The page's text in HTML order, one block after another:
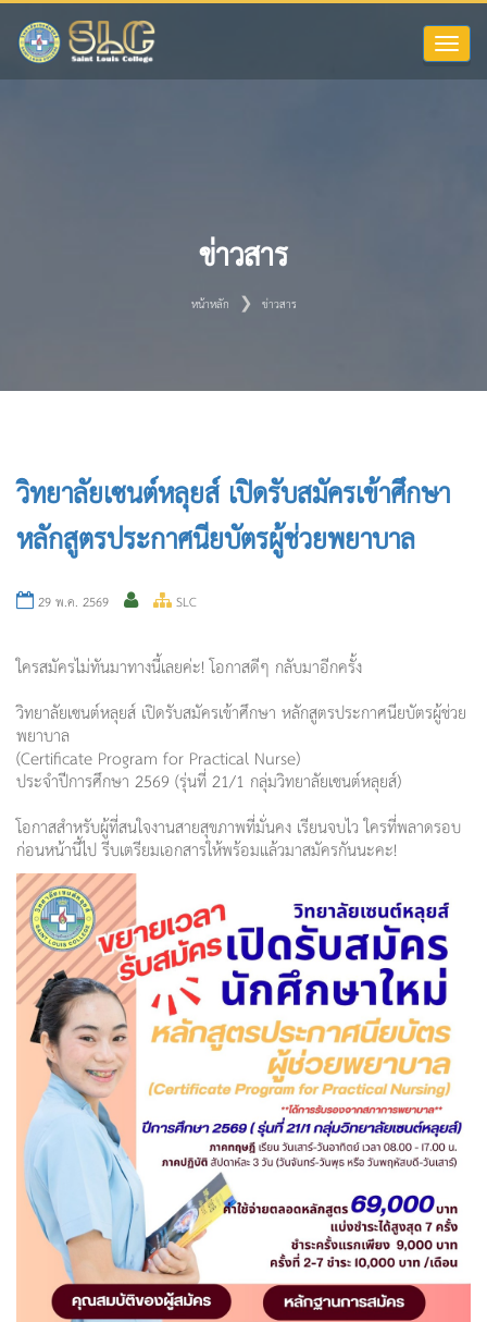
Toggle
ข่าวสาร
หน้าหลัก ข่าวสาร
วิทยาลัยเซนต์หลุยส์ เปิดรับสมัครเข้าศึกษา
หลักสูตรประกาศนียบัตรผู้ช่วยพยาบาล
29 พ.ค. 2569 SLC
ใครสมัครไม่ทันมาทางนี้เลยค่ะ! โอกาสดีๆ กลับมาอีกครั้ง
วิทยาลัยเซนต์หลุยส์ เปิดรับสมัครเข้าศึกษา หลักสูตรประกาศนียบัตรผู้ช่วย
พยาบาล
(Certificate Program for Practical Nurse)
ประจำปีการศึกษา 2569 (รุ่นที่ 21/1 กลุ่มวิทยาลัยเซนต์หลุยส์)
โอกาสสำหรับผู้ที่สนใจงานสายสุขภาพที่มั่นคง เรียนจบไว ใครที่พลาดรอบ
ก่อนหน้านี้ไป รีบเตรียมเอกสารให้พร้อมแล้วมาสมัครกันนะคะ!